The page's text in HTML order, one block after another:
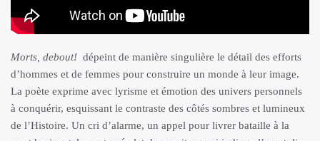
Morts, debout! dépeint de manière singulière le détail des efforts
d’hommes et de femmes pour construire un monde à leur image.
La poète exprime avec lyrisme et émotion des univers personnels
à conquérir, esquissant le contraste des côtés sombres et lumineux
de l’Histoire. Un cri d’alarme, un appel pour livrer bataille à la